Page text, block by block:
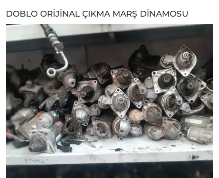
DOBLO ORİJİNAL ÇIKMA MARŞ DİNAMOSU